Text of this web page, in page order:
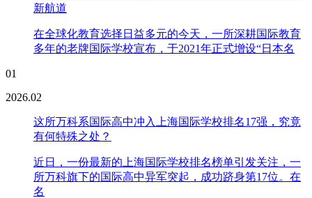
新航道
在全球化教育选择日益多元的今天，一所深耕国际教育
多年的老牌国际学校宣布，于2021年正式增设“日本名
01
2026.02
这所万科系国际高中冲入上海国际学校排名17强，究竟
有何特殊之处？
近日，一份最新的上海国际学校排名榜单引发关注，一
所万科旗下的国际高中异军突起，成功跻身第17位。在
名